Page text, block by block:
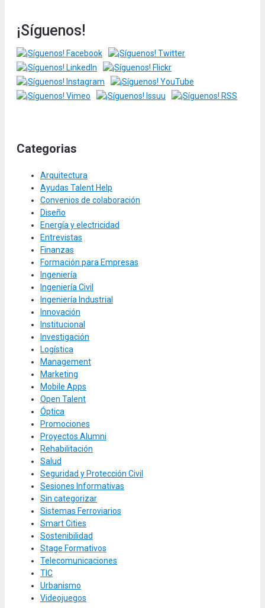
¡Síguenos!
Categorias
Arquitectura
Ayudas Talent Help
Convenios de colaboración
Diseño
Energía y electricidad
Entrevistas
Finanzas
Formación para Empresas
Ingeniería
Ingeniería Civil
Ingeniería Industrial
Innovación
Institucional
Investigación
Logística
Management
Marketing
Mobile Apps
Open Talent
Óptica
Promociones
Proyectos Alumni
Rehabilitación
Salud
Seguridad y Protección Civil
Sesiones Informativas
Sin categorizar
Sistemas Ferroviarios
Smart Cities
Sostenibilidad
Stage Formativos
Telecomunicaciones
TIC
Urbanismo
Videojuegos